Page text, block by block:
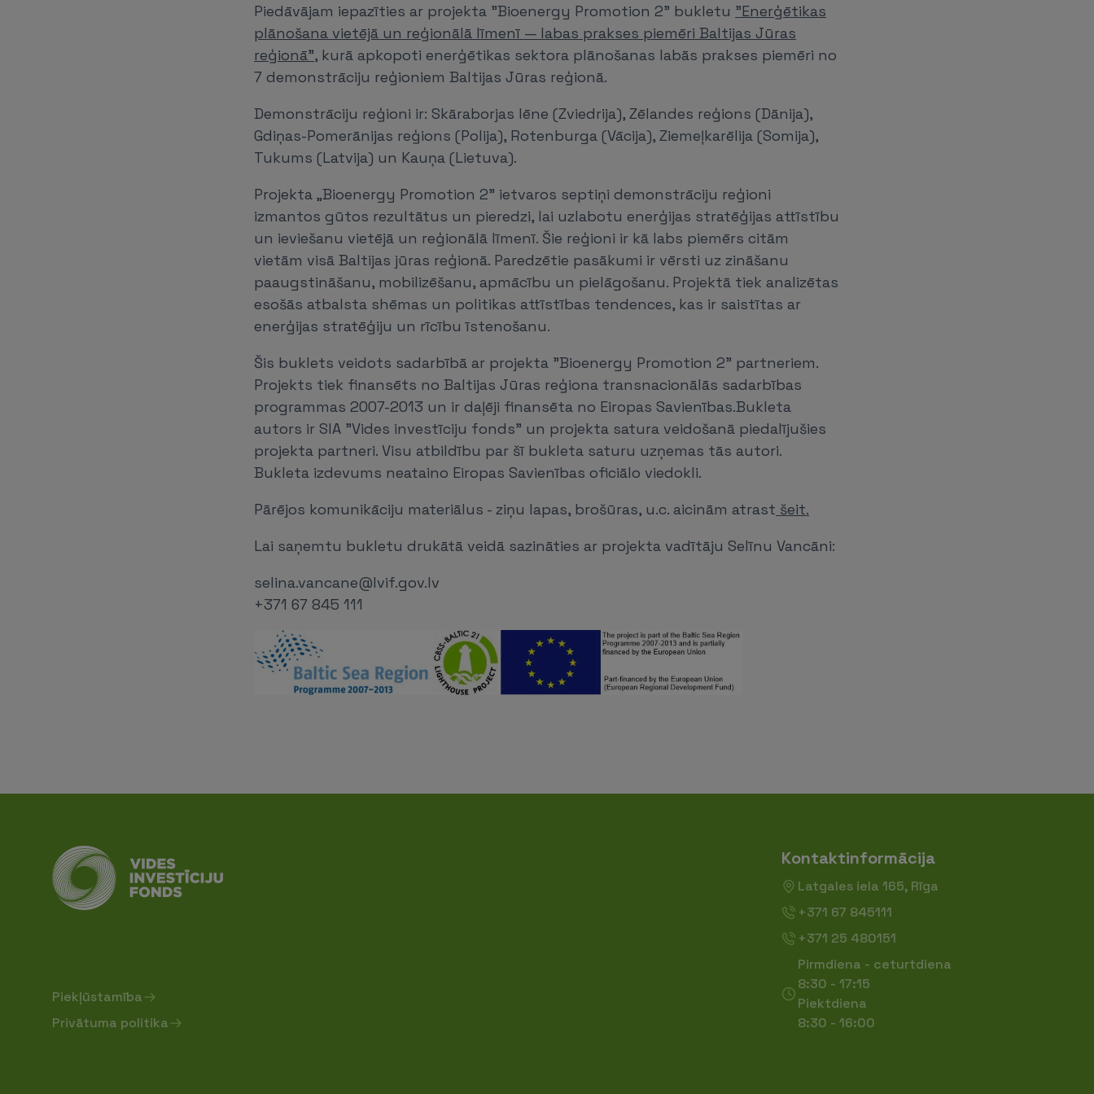
Piedāvājam iepazīties ar projekta "Bioenergy Promotion 2" bukletu "Enerģētikas
plānošana vietējā un reģionālā līmenī — labas prakses piemēri Baltijas Jūras
reģionā", kurā apkopoti enerģētikas sektora plānošanas labās prakses piemēri no
7 demonstrāciju reģioniem Baltijas Jūras reģionā.
Demonstrāciju reģioni ir: Skāraborjas lēne (Zviedrija), Zēlandes reģions (Dānija),
Gdiņas-Pomerānijas reģions (Polija), Rotenburga (Vācija), Ziemeļkarēlija (Somija),
Tukums (Latvija) un Kauņa (Lietuva).
Projekta „Bioenergy Promotion 2” ietvaros septiņi demonstrāciju reģioni
izmantos gūtos rezultātus un pieredzi, lai uzlabotu enerģijas stratēģijas attīstību
un ieviešanu vietējā un reģionālā līmenī. Šie reģioni ir kā labs piemērs citām
vietām visā Baltijas jūras reģionā. Paredzētie pasākumi ir vērsti uz zināšanu
paaugstināšanu, mobilizēšanu, apmācību un pielāgošanu. Projektā tiek analizētas
esošās atbalsta shēmas un politikas attīstības tendences, kas ir saistītas ar
enerģijas stratēģiju un rīcību īstenošanu.
Šis buklets veidots sadarbībā ar projekta "Bioenergy Promotion 2" partneriem.
Projekts tiek finansēts no Baltijas Jūras reģiona transnacionālās sadarbības
programmas 2007-2013 un ir daļēji finansēta no Eiropas Savienības.Bukleta
autors ir SIA "Vides investīciju fonds" un projekta satura veidošanā piedalījušies
projekta partneri. Visu atbildību par šī bukleta saturu uzņemas tās autori.
Bukleta izdevums neataino Eiropas Savienības oficiālo viedokli.
Pārējos komunikāciju materiālus - ziņu lapas, brošūras, u.c. aicinām atrast šeit.
Lai saņemtu bukletu drukātā veidā sazināties ar projekta vadītāju Selīnu Vancāni:
selina.vancane@lvif.gov.lv
+371 67 845 111
Piekļūstamība
Privātuma politika
Kontaktinformācija
Latgales iela 165, Rīga
+371 67 845111
+371 25 480151
Pirmdiena - ceturtdiena
8:30 - 17:15
Piektdiena
8:30 - 16:00